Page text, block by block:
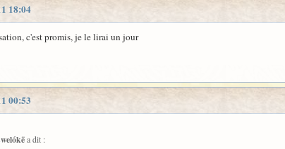
18:04
c'est promis, je le lirai un jour
00:53
a dit :